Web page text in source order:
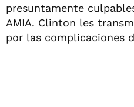
presuntamente
AMIA. Clinton les
por las complicaciones